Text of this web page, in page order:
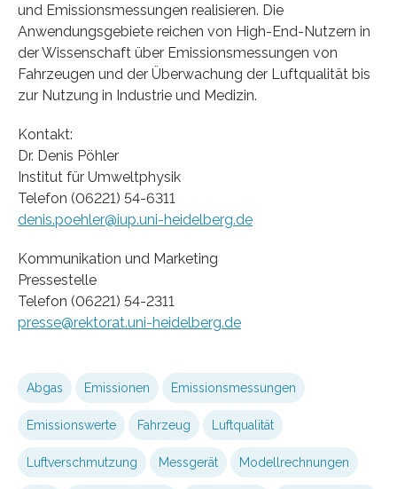
und Emissionsmessungen realisieren. Die
Anwendungsgebiete reichen von High-End-Nutzern in
der Wissenschaft über Emissionsmessungen von
Fahrzeugen und der Überwachung der Luftqualität bis
zur Nutzung in Industrie und Medizin.
Kontakt:
Dr. Denis Pöhler
Institut für Umweltphysik
Telefon (06221) 54-6311
denis.poehler@iup.uni-heidelberg.de
Kommunikation und Marketing
Pressestelle
Telefon (06221) 54-2311
presse@rektorat.uni-heidelberg.de
Abgas Emissionen Emissionsmessungen
Emissionswerte Fahrzeug Luftqualität
Luftverschmutzung Messgerät Modellrechnungen